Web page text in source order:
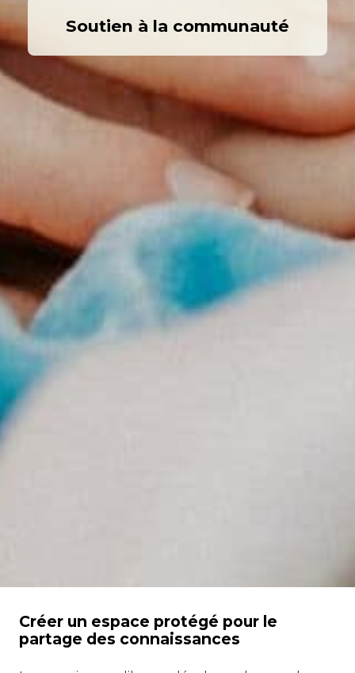
Soutien à la communauté
Créer un espace protégé pour le
partage des connaissances